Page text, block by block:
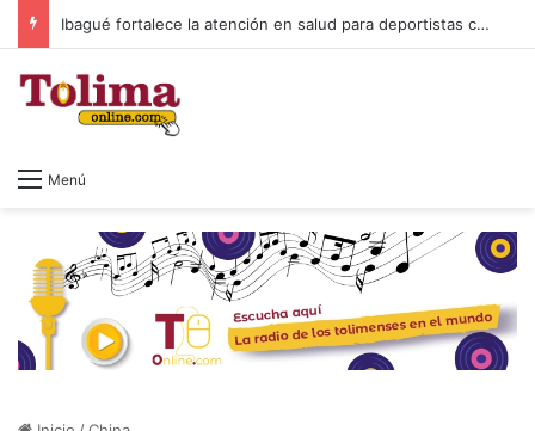
Ibagué fortalece la atención en salud para deportistas con nuevo espacio en el Parque Deportivo
Menú